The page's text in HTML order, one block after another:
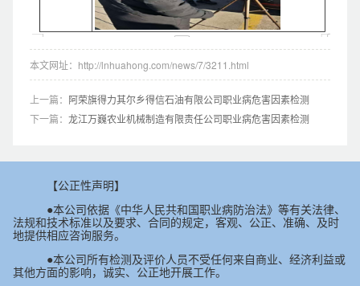
本文网址：http://lnhuahong.com/news/7/3211.html
上一篇： 阿荣旗得力其尔乡得信石油有限公司职业病危害因素检测
下一篇： 龙江万巍农业机械制造有限责任公司职业病危害因素检测
【公正性声明】
●本公司依据《中华人民共和国职业病防治法》等有关法律、
法规和技术标准以及要求、合同的规定，客观、公正、准确、及时
地提供相应咨询服务。
●本公司所有检测及评价人员不受任何来自商业、经济利益或
其他方面的影响，诚实、公正地开展工作。